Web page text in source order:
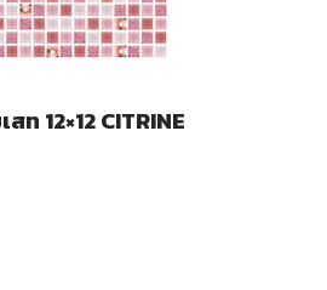
สท 12×12 CITRINE